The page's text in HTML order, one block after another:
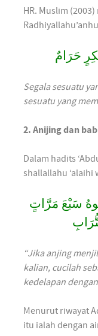
HR. Muslim
حَرَامٌ
Segala sesuatu
sesuatu yang
2. Anijing dan
Dalam hadits
shallallahu ‘alaihi
سَبْعَ مَرَّاتٍ
“Jika anjing
kalian, cucilah
kedelapan
Menurut riwayat
itu ialah dengan